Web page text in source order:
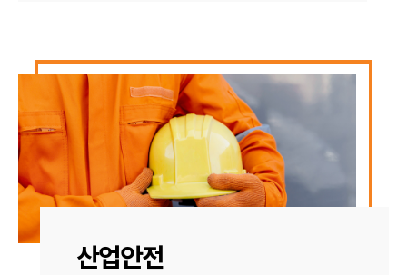
산업안전